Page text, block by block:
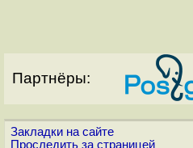
Партнёры:
Закладки на сайте
Проследить за страницей